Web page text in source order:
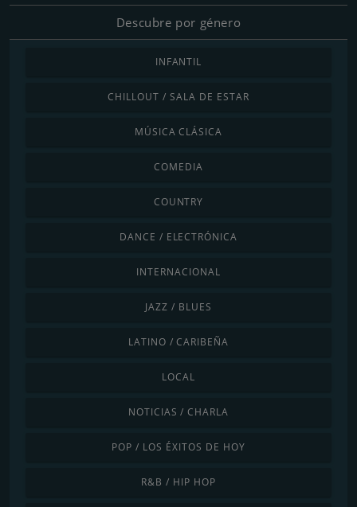
Descubre por género
INFANTIL
CHILLOUT / SALA DE ESTAR
MÚSICA CLÁSICA
COMEDIA
COUNTRY
DANCE / ELECTRÓNICA
INTERNACIONAL
JAZZ / BLUES
LATINO / CARIBEÑA
LOCAL
NOTICIAS / CHARLA
POP / LOS ÉXITOS DE HOY
R&B / HIP HOP